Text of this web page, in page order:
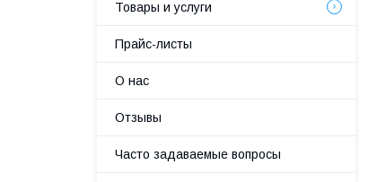
Товары и услуги
Прайс-листы
О нас
Отзывы
Часто задаваемые вопросы